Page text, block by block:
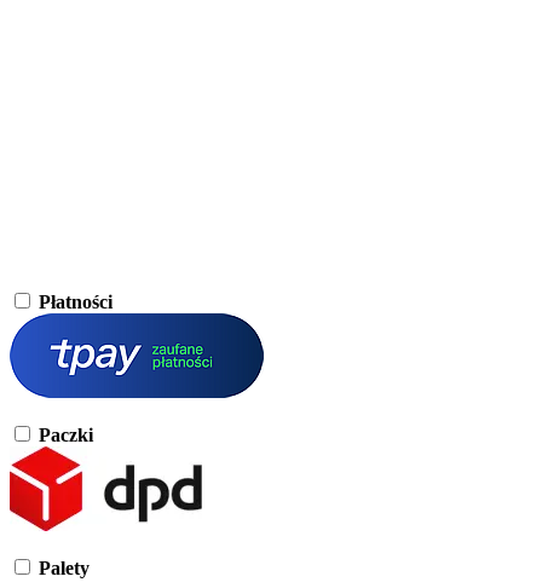
Płatności
Paczki
Palety